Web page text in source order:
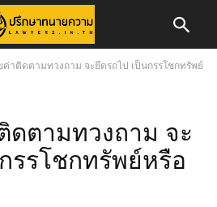
ค่าติดตามทวงถาม จะยึดรถไป เป็นกรรโชกทรัพย์
ดตามทวงถาม จะ
รรโชกทรัพย์หรือ